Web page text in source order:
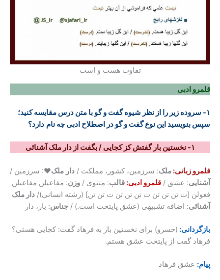
تفاوت هست و است
قلمرو ادبی
۱- سروده زیر را از نظر شیوه گفت و گو با متن درس مقایسه کنید؛
سپس بنویسید این نوع گفت و گو در اصطلاح ادبی چه نام دارد؟
۱- نخستین بار گفتش کز کجایی / بگفت از دار ملک آشنائی
قلمرو زبانی: ملک: سرزمین، کشور، مملکت / دار ملک♥: سرزمین /
آشنایی: عشق / قلمرو ادبی: قالب: مثنوی / وزن: مفاعیلن مفاعیلن
فعولن [ت تن تن تن ت تن تن تن ت تن تن] (رشته انسانی)/ دار ملک
آشنائی: اضافه تشبیهی (عشق پایتخت است.) / جناس: بار، دار
بازگردانی: (خسرو) برای نخستین بار به فرهاد گفت: کجایی هستی؟
فرهاد گفت از پایتخت عشق هستم.
پیام: عشق فرهاد